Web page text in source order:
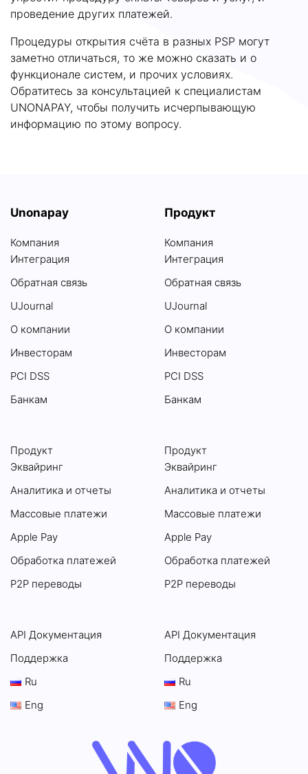
проведение других платежей.
Процедуры открытия счёта в разных PSP могут
заметно отличаться, то же можно сказать и о
функционале систем, и прочих условиях.
Обратитесь за консультацией к специалистам
UNONAPAY, чтобы получить исчерпывающую
информацию по этому вопросу.
Unonapay
Компания
Интеграция
Обратная связь
UJournal
О компании
Инвесторам
PCI DSS
Банкам
Продукт
Эквайринг
Аналитика и отчеты
Массовые платежи
Apple Pay
Обработка платежей
P2P переводы
API Документация
Поддержка
Ru
Eng
Продукт
Компания
Интеграция
Обратная связь
UJournal
О компании
Инвесторам
PCI DSS
Банкам
Продукт
Эквайринг
Аналитика и отчеты
Массовые платежи
Apple Pay
Обработка платежей
P2P переводы
API Документация
Поддержка
Ru
Eng